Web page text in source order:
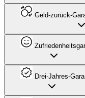
Geld-zurück-
Drei-Jahres-